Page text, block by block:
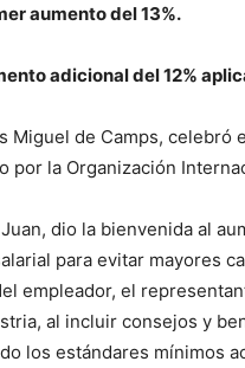
aumento del 13%.
adicional del 12%
Miguel de Camps, celebró
la Organización
dio la bienvenida al
para evitar mayores
empleador, el
al incluir consejos y
los estándares mínimos